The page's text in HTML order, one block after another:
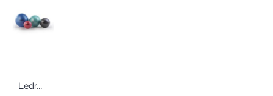
Ledragomma Pezzi-Ball Maxafe Gymnastikbälle für dynamisches Sitzen